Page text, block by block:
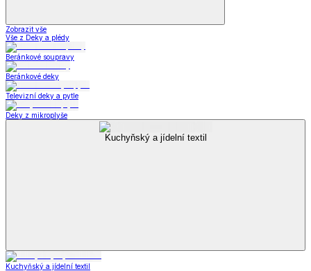
Zobrazit vše
Vše z Deky a plédy
Beránkové soupravy
Beránkové deky
Televizní deky a pytle
Deky z mikroplyše
Kuchyňský a jídelní textil
Kuchyňský a jídelní textil